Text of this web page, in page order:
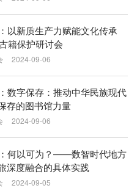
以新质生产力赋能文化传承
籍保护研讨会
2024-09-06
数字保存：推动中华民族现代
存的图书馆力量
2024-09-06
何以可为？——数智时代地方
深度融合的具体实践
2024-09-05